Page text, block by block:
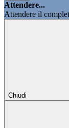
Attendere...
Attendere il
Chiudi